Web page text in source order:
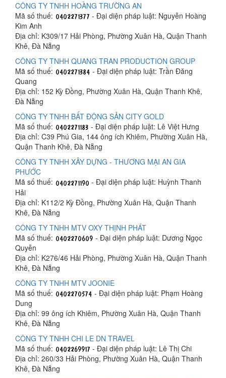
CÔNG TY TNHH HOÀNG TRƯỜNG AN
Mã số thuế:
- Đại diện pháp luật: Nguyễn Hoàng
Kim Anh
Địa chỉ: K309/17 Hải Phòng, Phường Xuân Hà, Quận Thanh
Khê, Đà Nẵng
CÔNG TY TNHH QUANG TRAN PRODUCTION GROUP
Mã số thuế:
- Đại diện pháp luật: Trần Đăng
Quang
Địa chỉ: 152 Kỳ Đồng, Phường Xuân Hà, Quận Thanh Khê,
Đà Nẵng
CÔNG TY TNHH BẤT ĐỘNG SẢN CITY GOLD
Mã số thuế:
- Đại diện pháp luật: Lê Việt Hưng
Địa chỉ: C39 Phú Gia, 144 ông ích Khiêm, Phường Xuân Hà,
Quận Thanh Khê, Đà Nẵng
CÔNG TY TNHH XÂY DỰNG - THƯƠNG MẠI AN GIA
PHƯỚC
Mã số thuế:
- Đại diện pháp luật: Huỳnh Thanh
Hải
Địa chỉ: K112/2 Kỳ Đồng, Phường Xuân Hà, Quận Thanh
Khê, Đà Nẵng
CÔNG TY TNHH MTV OXY THỊNH PHÁT
Mã số thuế:
- Đại diện pháp luật: Dương Ngọc
Quyễn
Địa chỉ: K276/46 Hải Phòng, Phường Xuân Hà, Quận Thanh
Khê, Đà Nẵng
CÔNG TY TNHH MTV JOONIE
Mã số thuế:
- Đại diện pháp luật: Phạm Hoàng
Dung
Địa chỉ: 99 ông ích Khiêm, Phường Xuân Hà, Quận Thanh
Khê, Đà Nẵng
CÔNG TY TNHH CHI LE DN TRAVEL
Mã số thuế:
- Đại diện pháp luật: Lê Thị Chi
Địa chỉ: 260/33 Hải Phòng, Phường Xuân Hà, Quận Thanh
Khê, Đà Nẵng